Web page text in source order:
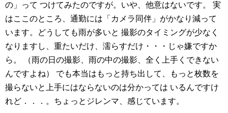
の」って つけてみたのですが。いや、他意はないです。 実
はここのところ、通勤には「カメラ同伴」がかなり減って
います。どうしても雨が多いと 撮影のタイミングが少なく
なりますし、重たいだけ、濡らすだけ・・・じゃ嫌ですか
ら。 （雨の日の撮影、雨の中の撮影、全く上手くできない
んですよね） でも本当はもっと持ち出して、もっと枚数を
撮らないと上手にはならないのは分かっては いるんですけ
れど．．．。ちょっとジレンマ、感じています。